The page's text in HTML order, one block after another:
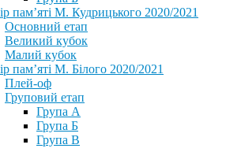
пам’яті М. Кудрицького 2020/2021
Основний етап
Великий кубок
Малий кубок
пам’яті М. Білого 2020/2021
Плей-оф
Груповий етап
Група А
Група Б
Група В